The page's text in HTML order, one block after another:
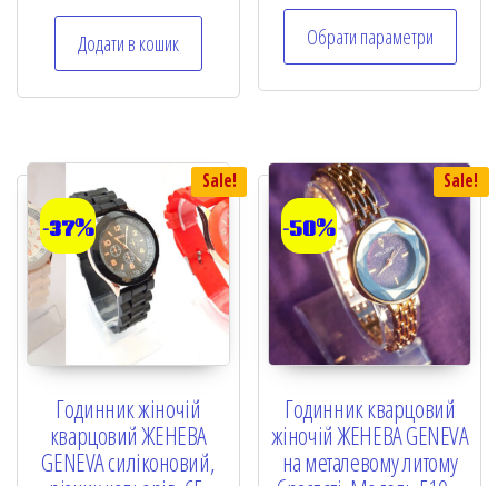
Додати в кошик
d
0
o
u
Обрати параметри
Sale!
-37%
Годинник жіночій
кварцовий ЖЕНЕВА
GENEVA силіконовий,
Sale!
-50%
Годинник кварцовий
жіночій ЖЕНЕВА GENEVA
на металевому литому